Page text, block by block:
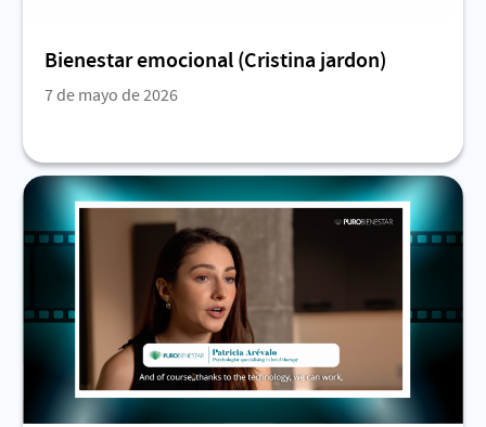
Bienestar emocional (Cristina jardon)
7 de mayo de 2026